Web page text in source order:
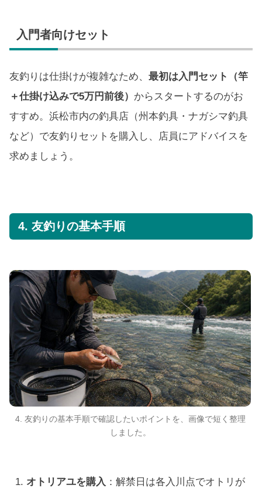
入門者向けセット
友釣りは仕掛けが複雑なため、 最初は入門セット（竿
＋仕掛け込みで5万円前後） からスタートするのがお
すすめ。浜松市内の釣具店（州本釣具・ナガシマ釣具
など）で友釣りセットを購入し、店員にアドバイスを
求めましょう。
4. 友釣りの基本手順
4. 友釣りの基本手順で確認したいポイントを、画像で短く整理
しました。
オトリアユを購入 ：解禁日は各入川点でオトリが